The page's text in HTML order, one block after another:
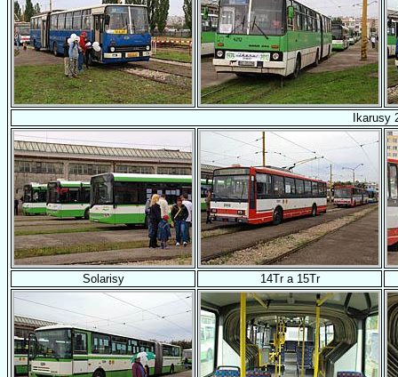
Ikarusy
Solarisy 14Tr a 15Tr